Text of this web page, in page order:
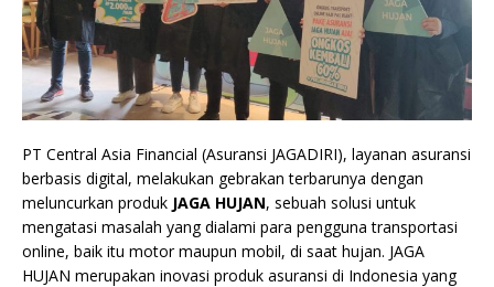
PT Central Asia Financial (Asuransi JAGADIRI), layanan asuransi
berbasis digital, melakukan gebrakan terbarunya dengan
meluncurkan produk JAGA HUJAN, sebuah solusi untuk
mengatasi masalah yang dialami para pengguna transportasi
online, baik itu motor maupun mobil, di saat hujan. JAGA
HUJAN merupakan inovasi produk asuransi di Indonesia yang